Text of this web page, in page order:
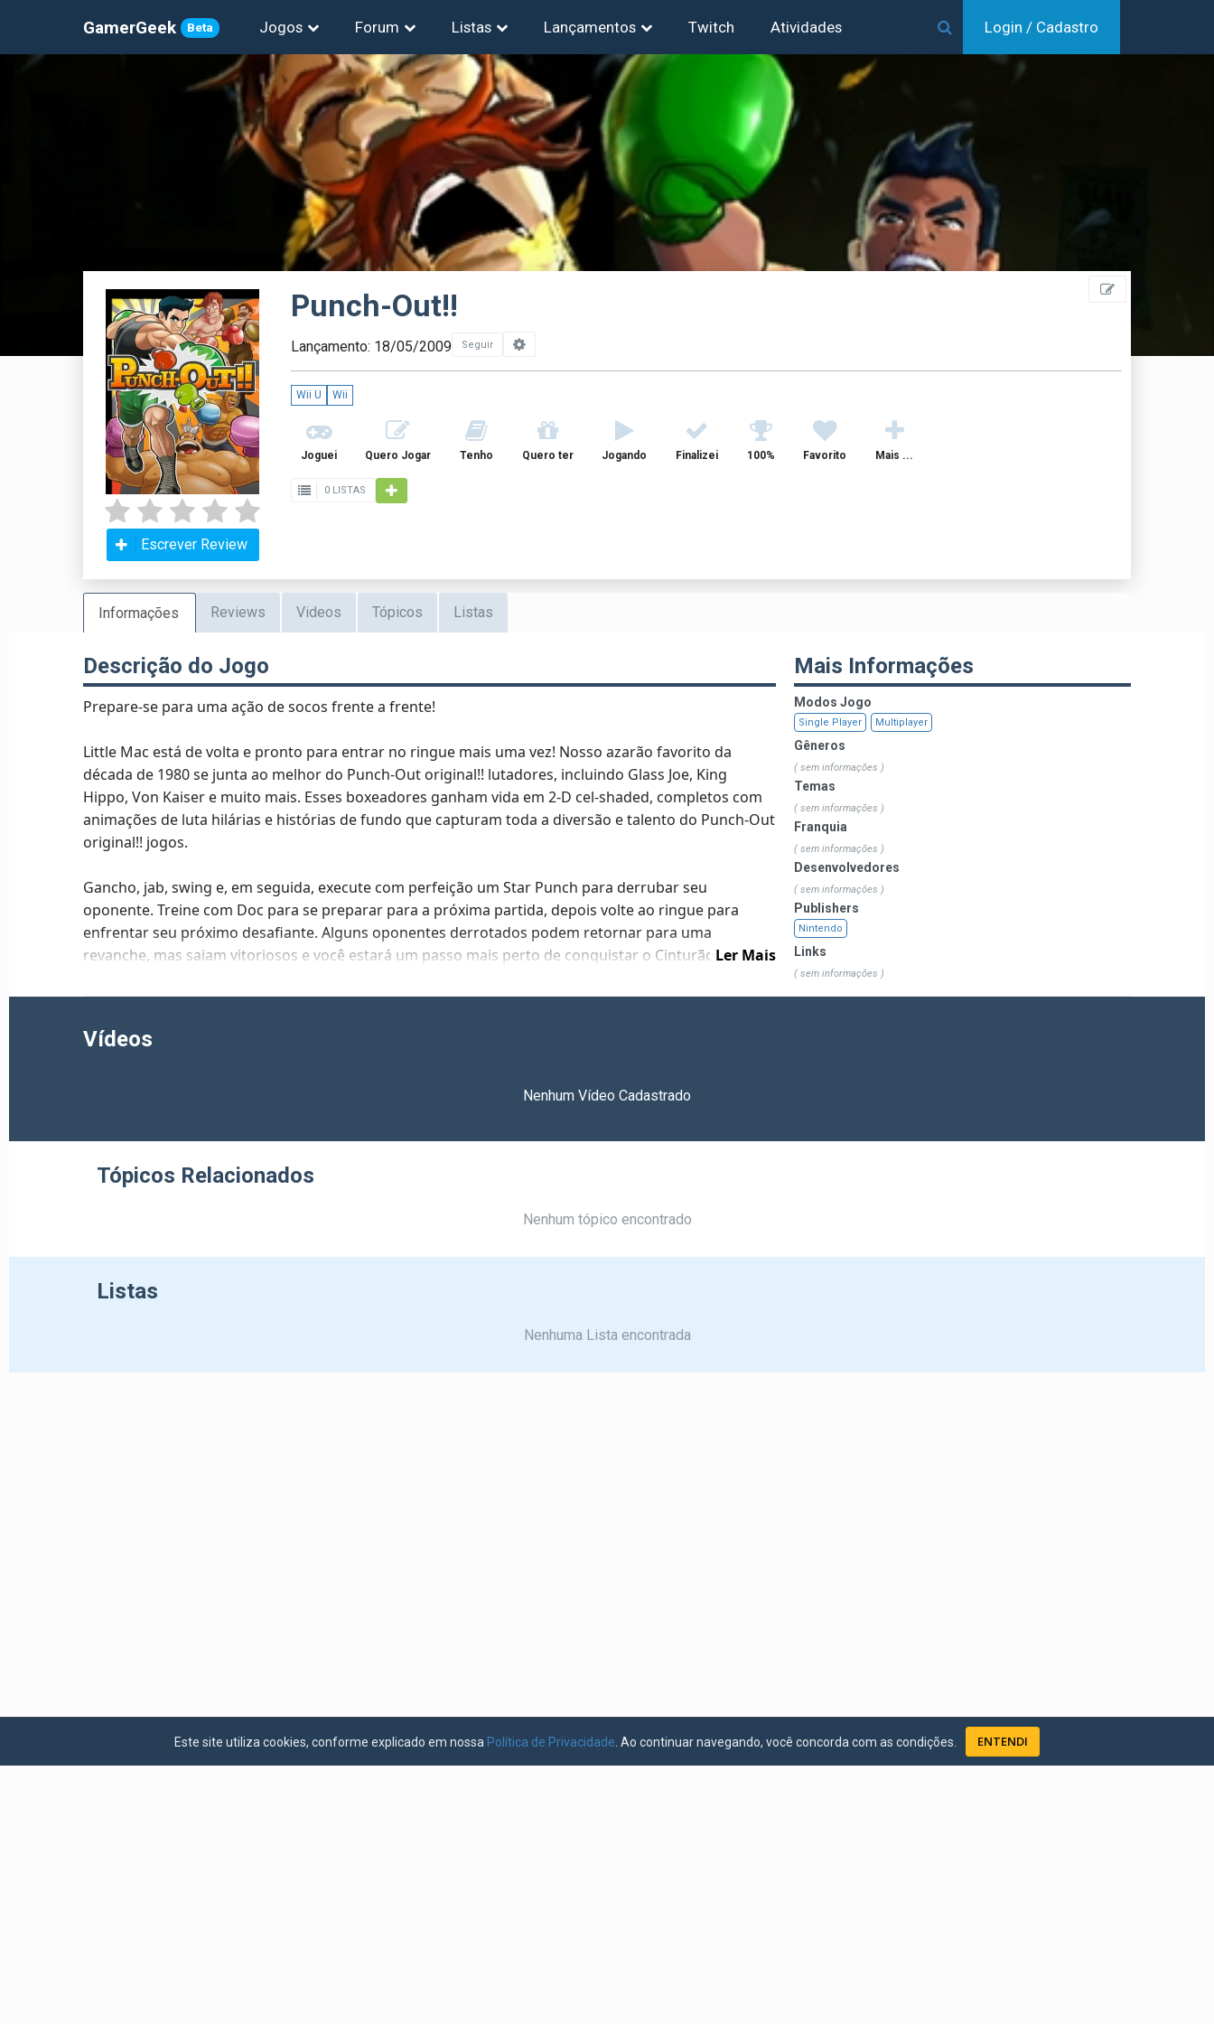
GamerGeek Beta Jogos Forum Listas Lançamentos Twitch Atividades Login / Cadastro
Escrever Review
Punch-Out!!
Lançamento: 18/05/2009 Seguir
Wii U Wii
Joguei Quero Jogar Tenho Quero ter Jogando Finalizei 100% Favorito Mais ...
0 LISTAS
Informações Reviews Videos Tópicos Listas
Descrição do Jogo
Ler Mais
Prepare-se para uma ação de socos frente a frente!
Little Mac está de volta e pronto para entrar no ringue mais uma vez! Nosso azarão favorito da
década de 1980 se junta ao melhor do Punch-Out original!! lutadores, incluindo Glass Joe, King
Hippo, Von Kaiser e muito mais. Esses boxeadores ganham vida em 2-D cel-shaded, completos com
animações de luta hilárias e histórias de fundo que capturam toda a diversão e talento do Punch-Out
original!! jogos.
Gancho, jab, swing e, em seguida, execute com perfeição um Star Punch para derrubar seu
oponente. Treine com Doc para se preparar para a próxima partida, depois volte ao ringue para
enfrentar seu próximo desafiante. Alguns oponentes derrotados podem retornar para uma
revanche, mas saiam vitoriosos e você estará um passo mais perto de conquistar o Cinturão do
Mais Informações
Modos Jogo
Single Player Multiplayer
Gêneros
( sem informações )
Temas
( sem informações )
Franquia
( sem informações )
Desenvolvedores
( sem informações )
Publishers
Nintendo
Links
( sem informações )
Vídeos
Nenhum Vídeo Cadastrado
Tópicos Relacionados
Nenhum tópico encontrado
Listas
Nenhuma Lista encontrada
Este site utiliza cookies, conforme explicado em nossa Política de Privacidade . Ao continuar navegando, você concorda com as condições. ENTENDI